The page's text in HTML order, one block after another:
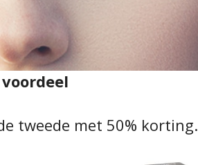
tweede met 50% korting.